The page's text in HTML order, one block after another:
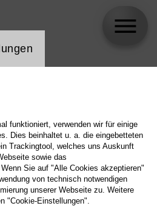
La forza del destino
funktioniert, verwenden wir für einige
Dies beinhaltet u. a. die eingebetteten
Trackingtool, welches uns Auskunft
sowie das
Sie auf "Alle Cookies akzeptieren"
von technisch notwendigen
unserer Webseite zu. Weitere
"Cookie-Einstellungen".